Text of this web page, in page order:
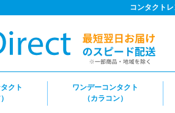
コンタクト
クト
ワンデーコンタクト
（カラコン）